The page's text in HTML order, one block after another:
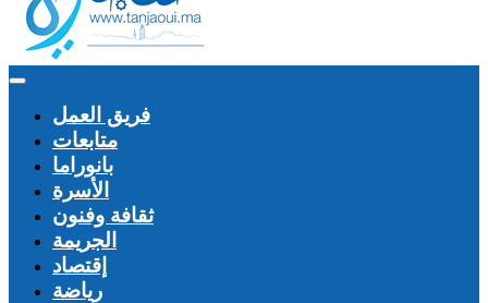
فريق العمل
متابعات
بانوراما
الأسرة
ثقافة وفنون
الجريمة
إقتصاد
رياضة